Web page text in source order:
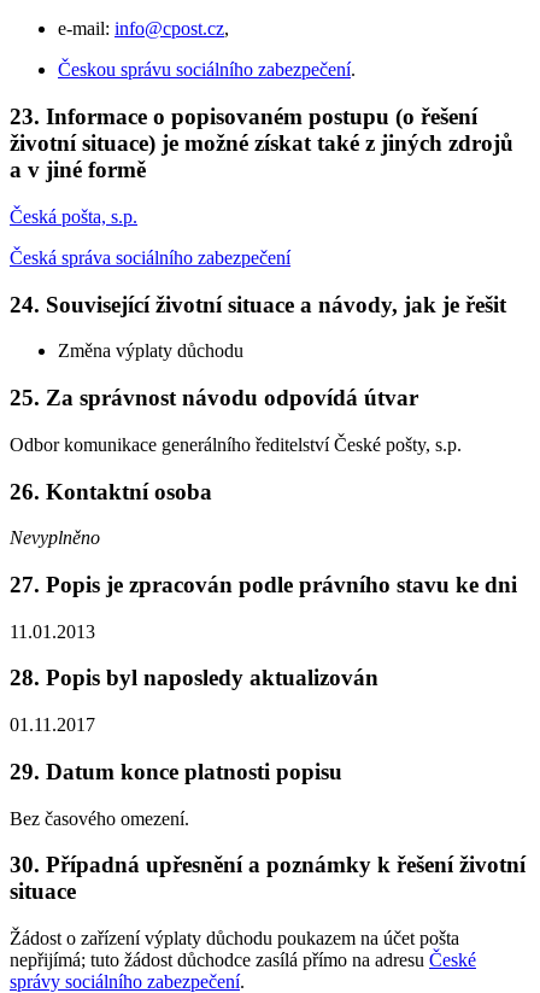
e-mail: info@cpost.cz,
Českou správu sociálního zabezpečení.
23. Informace o popisovaném postupu (o řešení
životní situace) je možné získat také z jiných zdrojů
a v jiné formě
Česká pošta, s.p.
Česká správa sociálního zabezpečení
24. Související životní situace a návody, jak je řešit
Změna výplaty důchodu
25. Za správnost návodu odpovídá útvar
Odbor komunikace generálního ředitelství České pošty, s.p.
26. Kontaktní osoba
Nevyplněno
27. Popis je zpracován podle právního stavu ke dni
11.01.2013
28. Popis byl naposledy aktualizován
01.11.2017
29. Datum konce platnosti popisu
Bez časového omezení.
30. Případná upřesnění a poznámky k řešení životní
situace
Žádost o zařízení výplaty důchodu poukazem na účet pošta
nepřijímá; tuto žádost důchodce zasílá přímo na adresu České
správy sociálního zabezpečení.